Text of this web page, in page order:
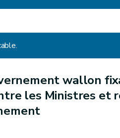
wallon
les Ministres et